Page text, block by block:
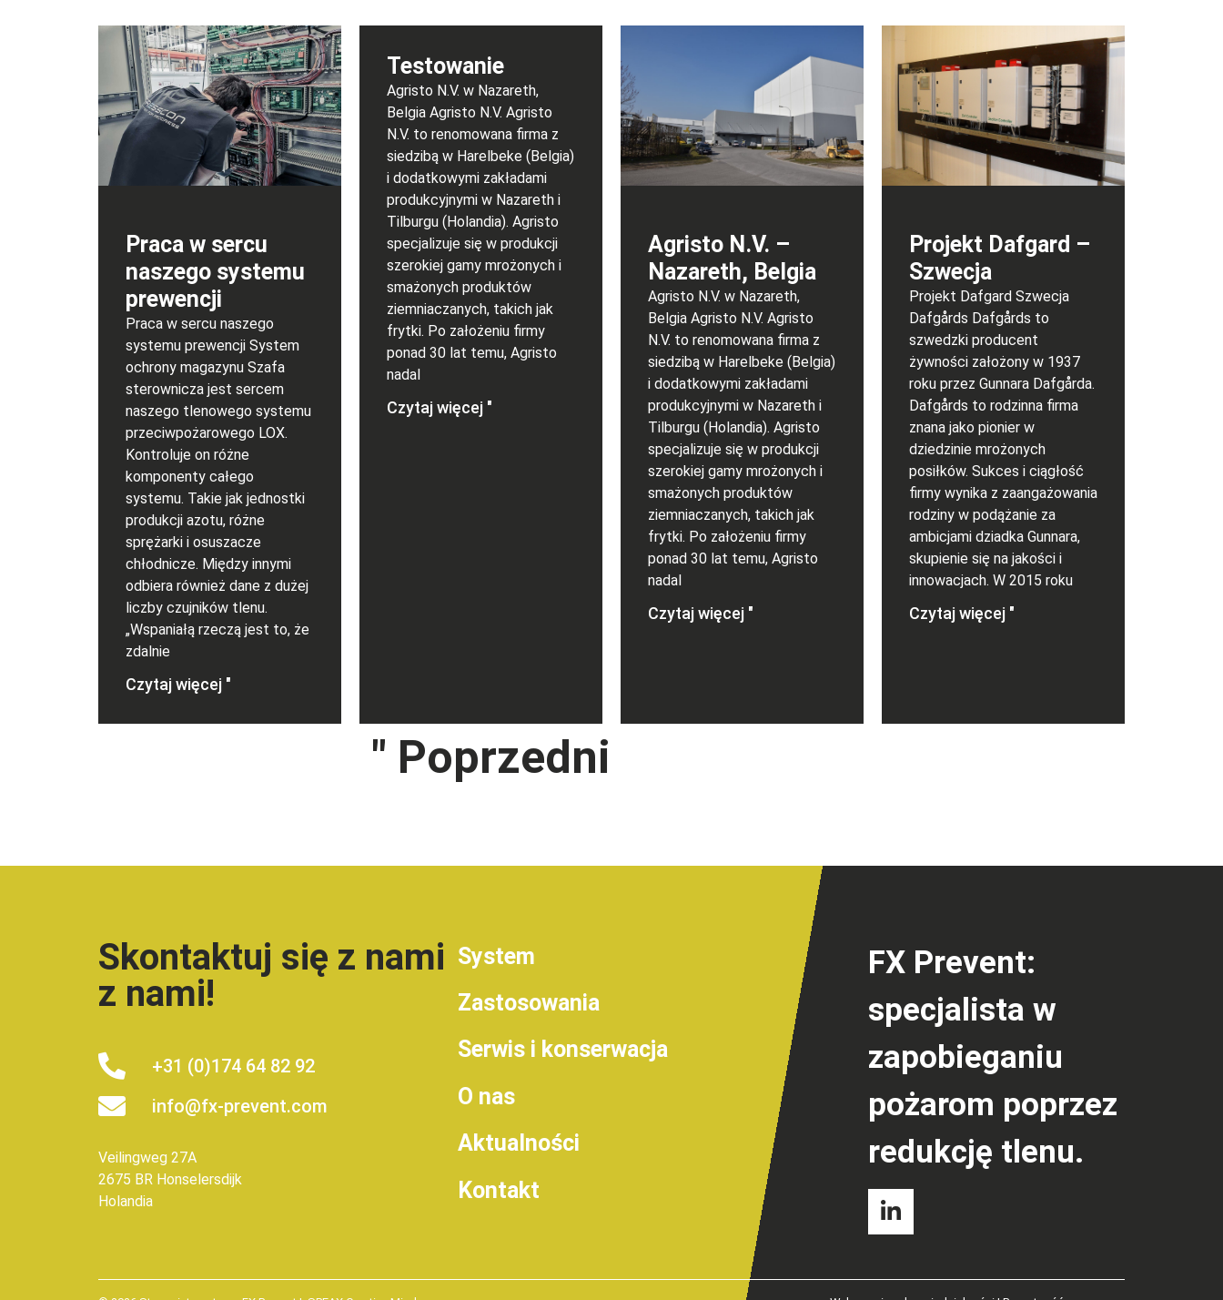
Praca w sercu
naszego systemu
prewencji
Praca w sercu naszego
systemu prewencji System
ochrony magazynu Szafa
sterownicza jest sercem
naszego tlenowego systemu
przeciwpożarowego LOX.
Kontroluje on różne
komponenty całego
systemu. Takie jak jednostki
produkcji azotu, różne
sprężarki i osuszacze
chłodnicze. Między innymi
odbiera również dane z dużej
liczby czujników tlenu.
„Wspaniałą rzeczą jest to, że
zdalnie
Czytaj więcej "
Testowanie
Agristo N.V. w Nazareth,
Belgia Agristo N.V. Agristo
N.V. to renomowana firma z
siedzibą w Harelbeke (Belgia)
i dodatkowymi zakładami
produkcyjnymi w Nazareth i
Tilburgu (Holandia). Agristo
specjalizuje się w produkcji
szerokiej gamy mrożonych i
smażonych produktów
ziemniaczanych, takich jak
frytki. Po założeniu firmy
ponad 30 lat temu, Agristo
nadal
Czytaj więcej "
Agristo N.V. –
Nazareth, Belgia
Agristo N.V. w Nazareth,
Belgia Agristo N.V. Agristo
N.V. to renomowana firma z
siedzibą w Harelbeke (Belgia)
i dodatkowymi zakładami
produkcyjnymi w Nazareth i
Tilburgu (Holandia). Agristo
specjalizuje się w produkcji
szerokiej gamy mrożonych i
smażonych produktów
ziemniaczanych, takich jak
frytki. Po założeniu firmy
ponad 30 lat temu, Agristo
nadal
Czytaj więcej "
Projekt Dafgard –
Szwecja
Projekt Dafgard Szwecja
Dafgårds Dafgårds to
szwedzki producent
żywności założony w 1937
roku przez Gunnara Dafgårda.
Dafgårds to rodzinna firma
znana jako pionier w
dziedzinie mrożonych
posiłków. Sukces i ciągłość
firmy wynika z zaangażowania
rodziny w podążanie za
ambicjami dziadka Gunnara,
skupienie się na jakości i
innowacjach. W 2015 roku
Czytaj więcej "
" Poprzedni
Skontaktuj się z nami
z nami!
+31 (0)174 64 82 92
info@fx-prevent.com
Veilingweg 27A
2675 BR Honselersdijk
Holandia
System
Zastosowania
Serwis i konserwacja
O nas
Aktualności
Kontakt
FX Prevent:
specjalista w
zapobieganiu
pożarom poprzez
redukcję tlenu.